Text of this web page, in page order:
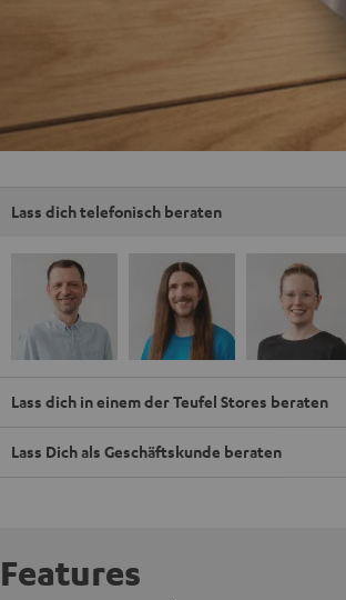
Lass dich telefonisch beraten
Lass dich in einem der Teufel Stores beraten
Lass Dich als Geschäftskunde beraten
Features